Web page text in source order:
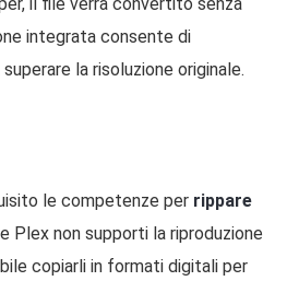
integrata consente di
la risoluzione originale.
le competenze per rippare
Plex non supporti la riproduzione
copiarli in formati digitali per